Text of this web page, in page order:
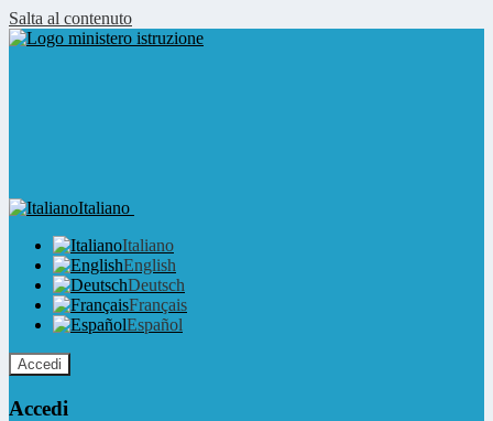
Salta al contenuto
Italiano
Italiano
English
Deutsch
Français
Español
Accedi
Accedi